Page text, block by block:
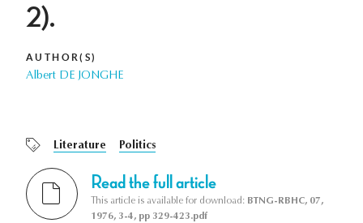
2).
AUTHOR(S)
Albert DE JONGHE
Literature Politics
Read the full article
This article is available for download: BTNG-RBHC, 07,
1976, 3-4, pp 329-423.pdf